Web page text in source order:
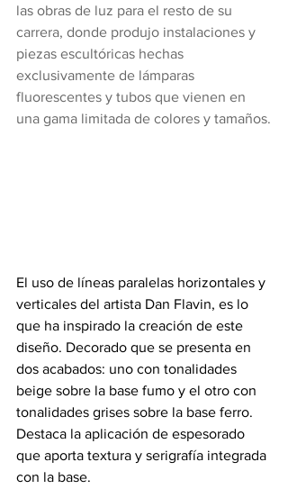
las obras de luz para el resto de su
carrera, donde produjo instalaciones y
piezas escultóricas hechas
exclusivamente de lámparas
fluorescentes y tubos que vienen en
una gama limitada de colores y tamaños.
El uso de líneas paralelas horizontales y
verticales del artista Dan Flavin, es lo
que ha inspirado la creación de este
diseño. Decorado que se presenta en
dos acabados: uno con tonalidades
beige sobre la base fumo y el otro con
tonalidades grises sobre la base ferro.
Destaca la aplicación de espesorado
que aporta textura y serigrafía integrada
con la base.